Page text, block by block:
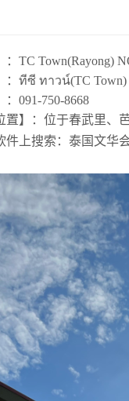
：TC Town(Rayong)
：ทีซี ทาวน์(TC
：091-750-8668
置】：位于春武里、
件上搜索：泰国文华